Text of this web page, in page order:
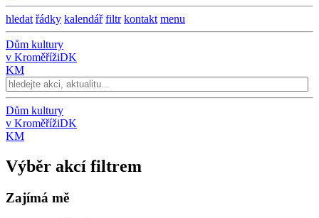
hledat řádky kalendář filtr kontakt menu
Dům kultury
v KroměřížiDK
KM
Dům kultury
v KroměřížiDK
KM
Výběr akcí filtrem
Zajímá mě